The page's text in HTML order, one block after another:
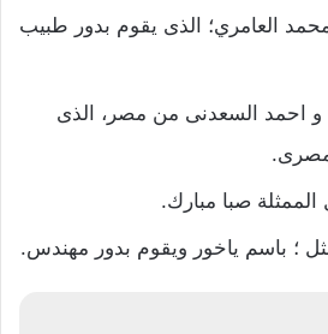
محمد العامري؛ الذى يقوم بدور طبيب
و احمد السعدنى من مصر، الذى
صبا مبارك.
؛ باسم ياخور ويقوم بدور مهندس.